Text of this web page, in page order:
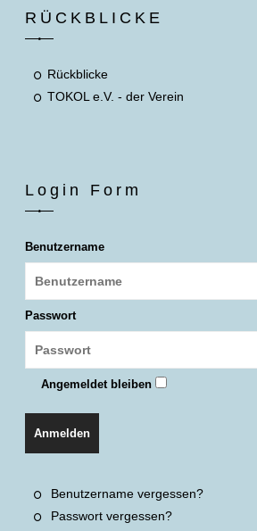
RÜCKBLICKE
Rückblicke
TOKOL e.V. - der Verein
Login Form
Benutzername
Passwort
Angemeldet bleiben
Anmelden
Benutzername vergessen?
Passwort vergessen?